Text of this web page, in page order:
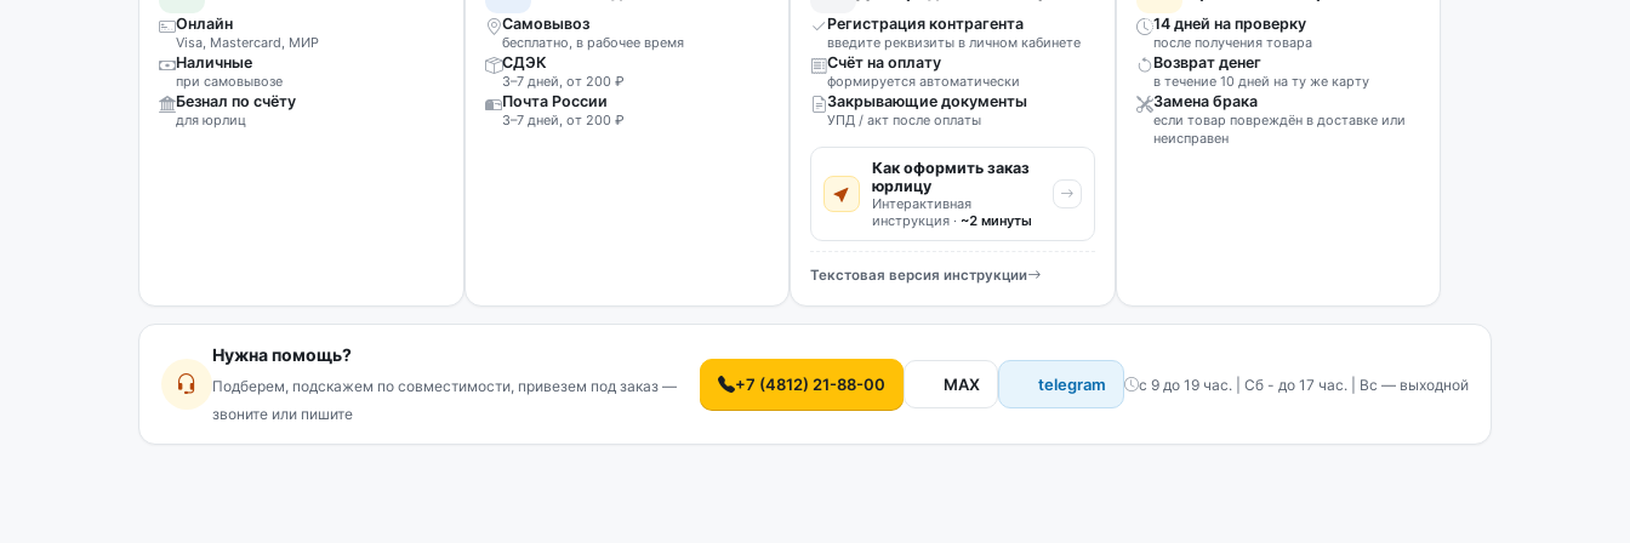
Онлайн
Visa, Mastercard, МИР
Наличные
при самовывозе
Безнал по счёту
для юрлиц
Самовывоз
бесплатно, в рабочее время
СДЭК
3–7 дней, от 200 ₽
Почта России
3–7 дней, от 200 ₽
Регистрация контрагента
введите реквизиты в личном кабинете
Счёт на оплату
формируется автоматически
Закрывающие документы
УПД / акт после оплаты
Как оформить заказ
юрлицу
Интерактивная
инструкция · ~2 минуты
Текстовая версия инструкции
14 дней на проверку
после получения товара
Возврат денег
в течение 10 дней на ту же карту
Замена брака
если товар повреждён в доставке или
неисправен
Нужна помощь?
Подберем, подскажем по совместимости, привезем под заказ —
звоните или пишите
+7 (4812) 21-88-00 MAX telegram с 9 до 19 час. | Сб - до 17 час. | Вс — выходной